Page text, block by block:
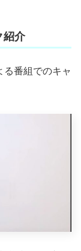
紹介
る番組でのキャ